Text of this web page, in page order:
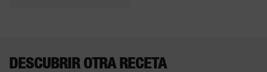
DESCUBRIR OTRA RECETA